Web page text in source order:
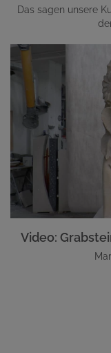
Das sagen unsere
Video: